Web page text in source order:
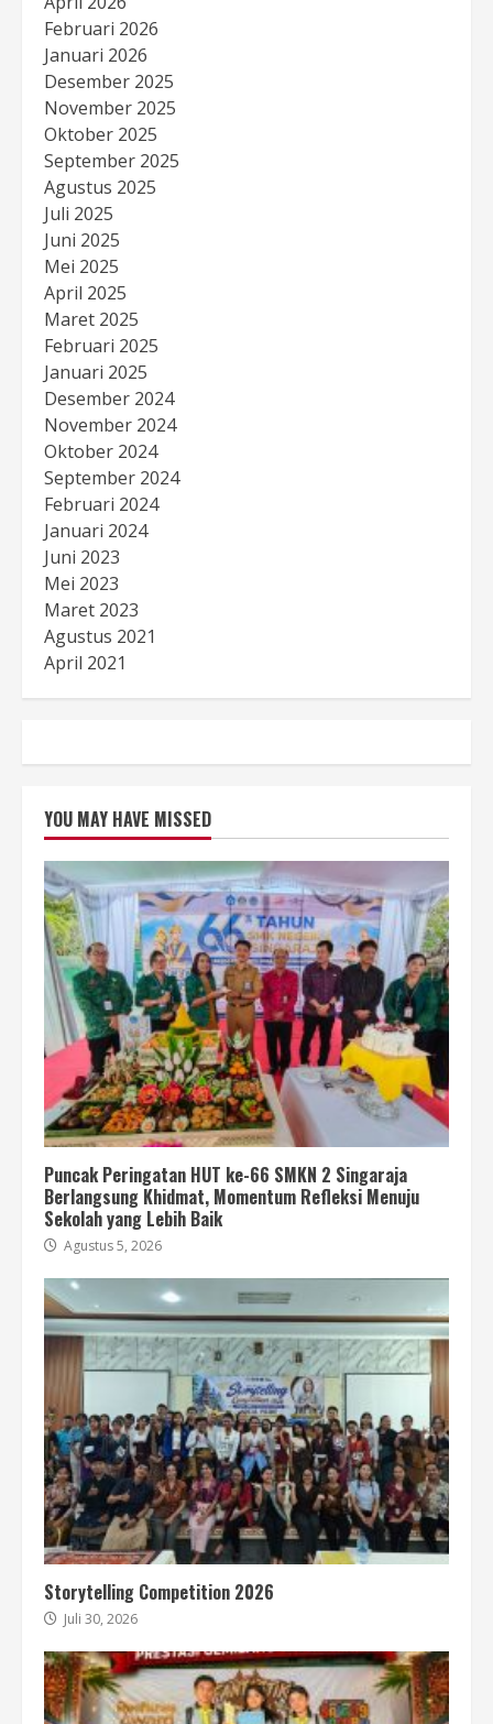
Februari 2026
Januari 2026
Desember 2025
November 2025
Oktober 2025
September 2025
Agustus 2025
Juli 2025
Juni 2025
Mei 2025
April 2025
Maret 2025
Februari 2025
Januari 2025
Desember 2024
November 2024
Oktober 2024
September 2024
Februari 2024
Januari 2024
Juni 2023
Mei 2023
Maret 2023
Agustus 2021
April 2021
YOU MAY HAVE MISSED
Puncak Peringatan HUT ke-66 SMKN 2 Singaraja
Berlangsung Khidmat, Momentum Refleksi Menuju
Sekolah yang Lebih Baik
Agustus 5, 2026
Storytelling Competition 2026
Juli 30, 2026